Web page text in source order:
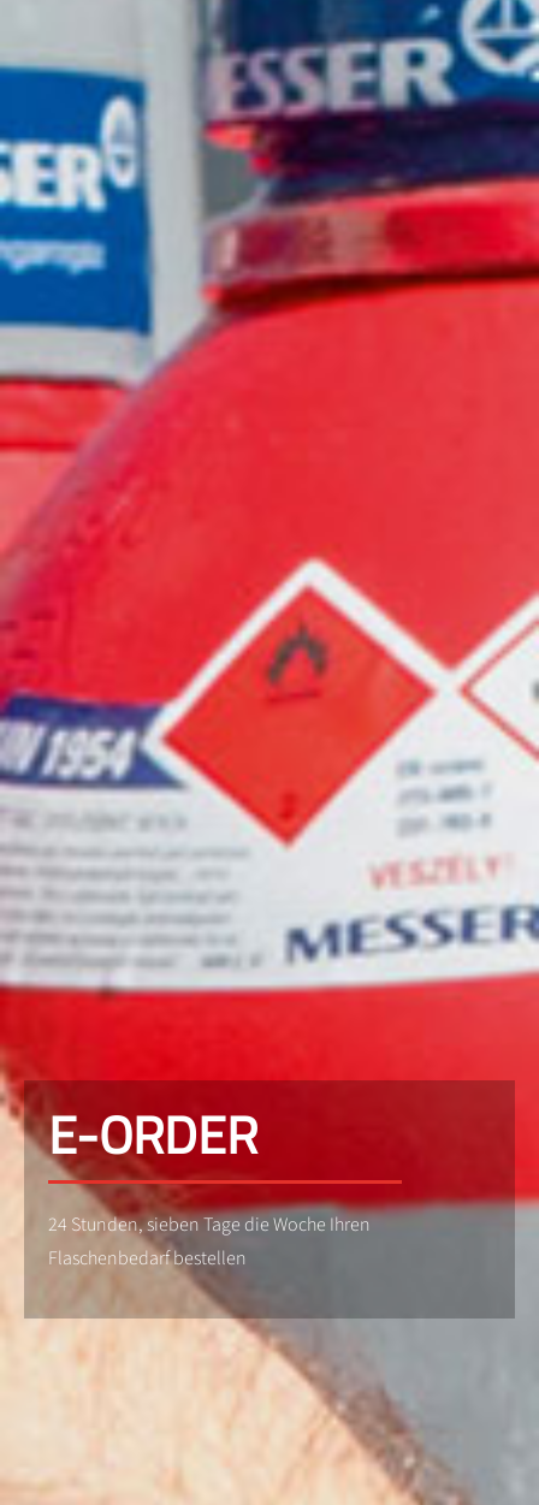
E-ORDER
24 Stunden, sieben Tage die Woche Ihren
Flaschenbedarf bestellen